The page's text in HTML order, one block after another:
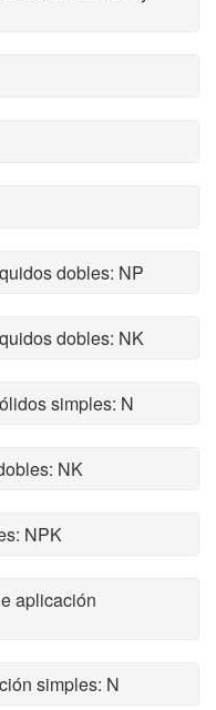
dobles: NP
dobles: NK
simples: N
NK
NPK
aplicación
simples: N